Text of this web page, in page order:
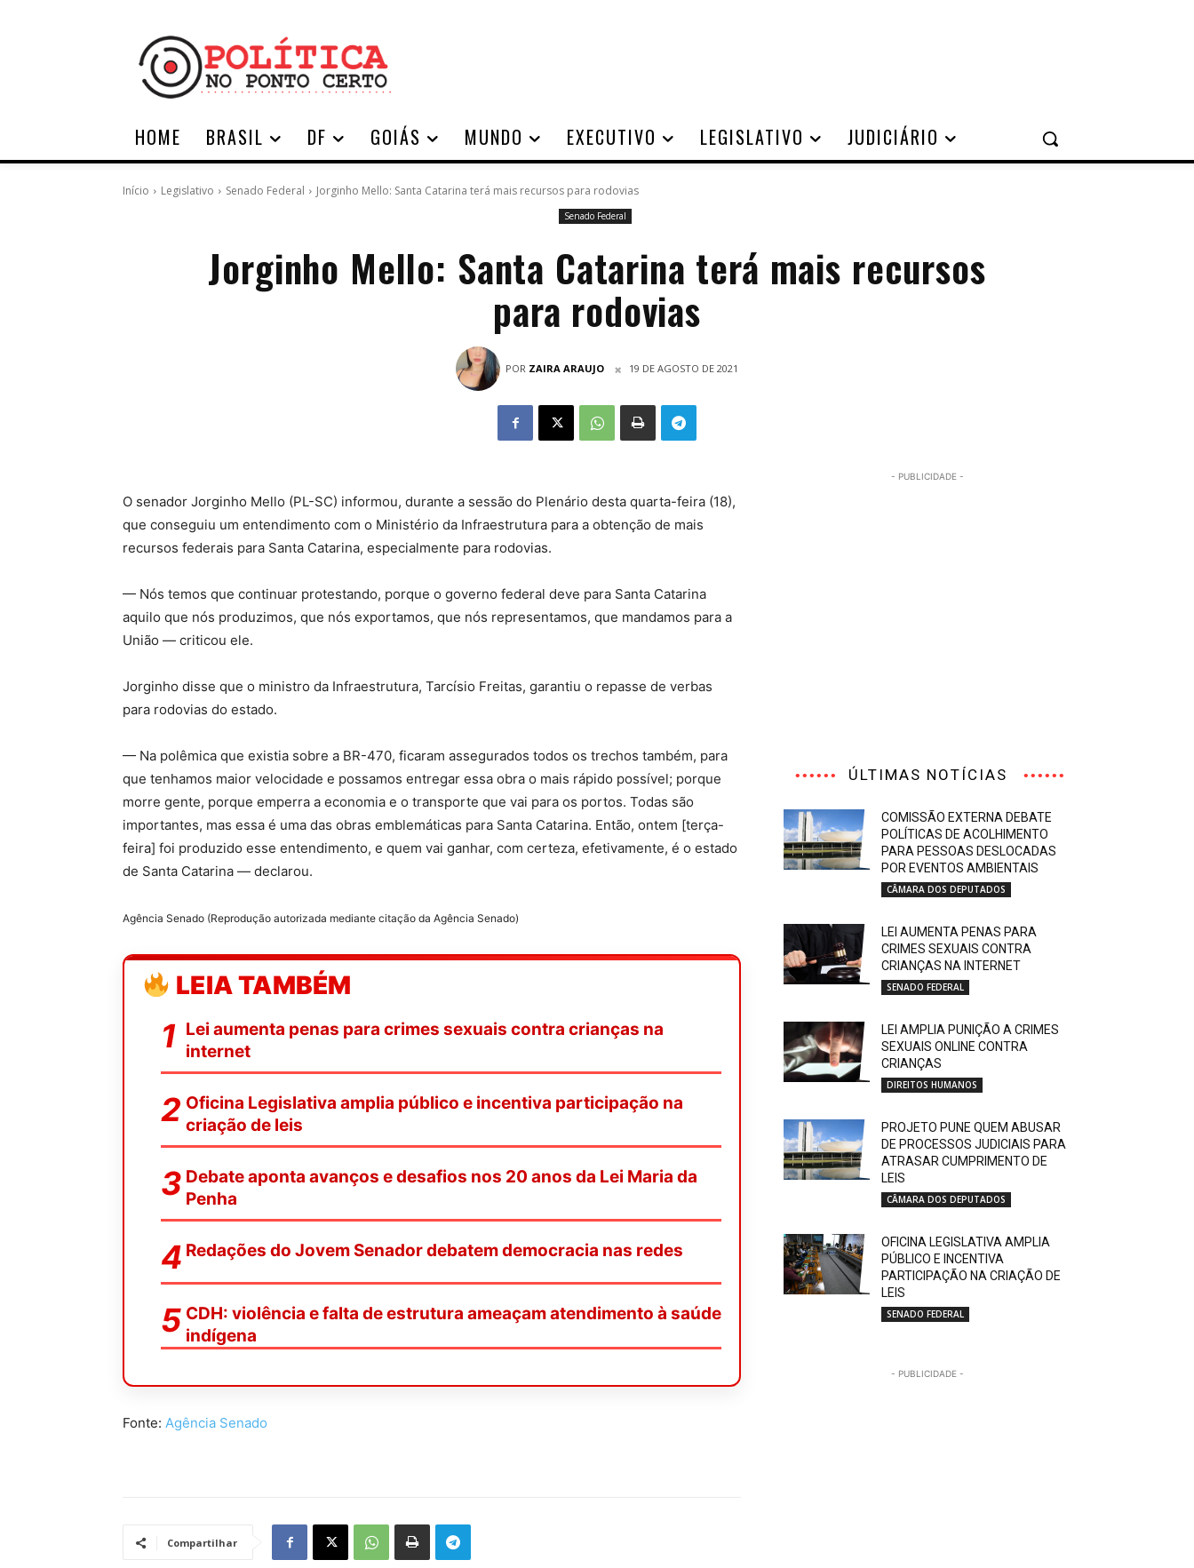
HOME BRASIL DF GOIÁS MUNDO EXECUTIVO LEGISLATIVO JUDICIÁRIO
Início Legislativo Senado Federal Jorginho Mello: Santa Catarina terá mais recursos para rodovias
Senado Federal
Jorginho Mello: Santa Catarina terá mais recursos
para rodovias
POR ZAIRA ARAUJO 19 DE AGOSTO DE 2021
O senador Jorginho Mello (PL-SC) informou, durante a sessão do Plenário desta quarta-feira (18),
que conseguiu um entendimento com o Ministério da Infraestrutura para a obtenção de mais
recursos federais para Santa Catarina, especialmente para rodovias.
— Nós temos que continuar protestando, porque o governo federal deve para Santa Catarina
aquilo que nós produzimos, que nós exportamos, que nós representamos, que mandamos para a
União — criticou ele.
Jorginho disse que o ministro da Infraestrutura, Tarcísio Freitas, garantiu o repasse de verbas
para rodovias do estado.
— Na polêmica que existia sobre a BR-470, ficaram assegurados todos os trechos também, para
que tenhamos maior velocidade e possamos entregar essa obra o mais rápido possível; porque
morre gente, porque emperra a economia e o transporte que vai para os portos. Todas são
importantes, mas essa é uma das obras emblemáticas para Santa Catarina. Então, ontem [terça-
feira] foi produzido esse entendimento, e quem vai ganhar, com certeza, efetivamente, é o estado
de Santa Catarina — declarou.
Agência Senado (Reprodução autorizada mediante citação da Agência Senado)
LEIA TAMBÉM
Lei aumenta penas para crimes sexuais contra crianças na
internet
Oficina Legislativa amplia público e incentiva participação na
criação de leis
Debate aponta avanços e desafios nos 20 anos da Lei Maria da
Penha
Redações do Jovem Senador debatem democracia nas redes
CDH: violência e falta de estrutura ameaçam atendimento à saúde
indígena
Fonte: Agência Senado
Compartilhar
- PUBLICIDADE -
ÚLTIMAS NOTÍCIAS
COMISSÃO EXTERNA DEBATE
POLÍTICAS DE ACOLHIMENTO
PARA PESSOAS DESLOCADAS
POR EVENTOS AMBIENTAIS
CÂMARA DOS DEPUTADOS
LEI AUMENTA PENAS PARA
CRIMES SEXUAIS CONTRA
CRIANÇAS NA INTERNET
SENADO FEDERAL
LEI AMPLIA PUNIÇÃO A CRIMES
SEXUAIS ONLINE CONTRA
CRIANÇAS
DIREITOS HUMANOS
PROJETO PUNE QUEM ABUSAR
DE PROCESSOS JUDICIAIS PARA
ATRASAR CUMPRIMENTO DE
LEIS
CÂMARA DOS DEPUTADOS
OFICINA LEGISLATIVA AMPLIA
PÚBLICO E INCENTIVA
PARTICIPAÇÃO NA CRIAÇÃO DE
LEIS
SENADO FEDERAL
- PUBLICIDADE -